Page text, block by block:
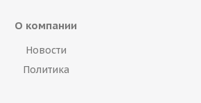
О компании
Новости
Политика